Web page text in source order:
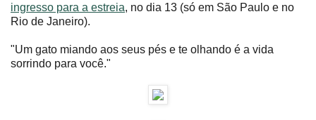
ingresso para a estreia, no dia 13 (só em São Paulo e no
Rio de Janeiro).
"Um gato miando aos seus pés e te olhando é a vida
sorrindo para você."